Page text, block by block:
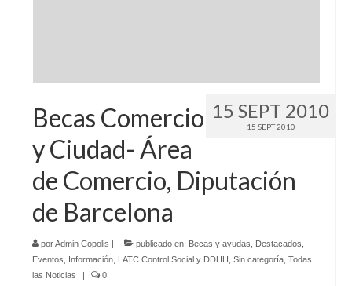
15 SEPT 2010
15 SEPT 2010
Becas Comercio
y Ciudad- Área
de Comercio, Diputación
de Barcelona
porAdmin Copolis | publicado en: Becas y ayudas Destacados
Eventos
Información LATC Control Social y DDHH Sin categoría Todas
las Noticias
| 0